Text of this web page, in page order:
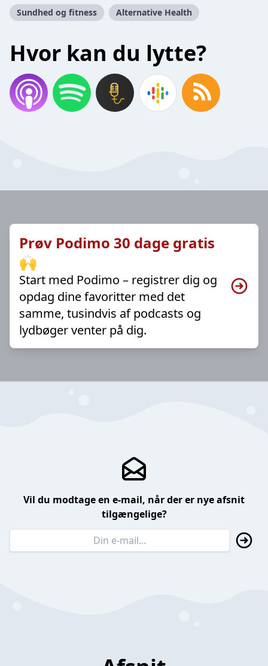
Sundhed og fitness Alternative Health
Hvor kan du lytte?
Prøv Podimo 30 dage gratis
🙌
Start med Podimo – registrer dig og
opdag dine favoritter med det
samme, tusindvis af podcasts og
lydbøger venter på dig.
Vil du modtage en e-mail, når der er nye afsnit
tilgængelige?